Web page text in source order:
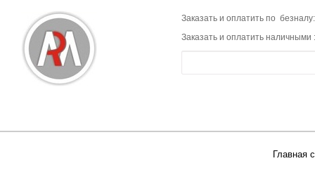
Заказать и оплатить по
Заказать и оплатить наличными
Главная